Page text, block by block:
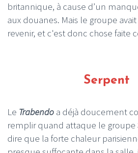
britannique, à cause d’un
aux douanes. Mais le groupe
revenir, et c'est donc chose faite
Serpent
Le Trabendo a déjà doucement
remplir quand attaque le groupe
dire que la forte chaleur